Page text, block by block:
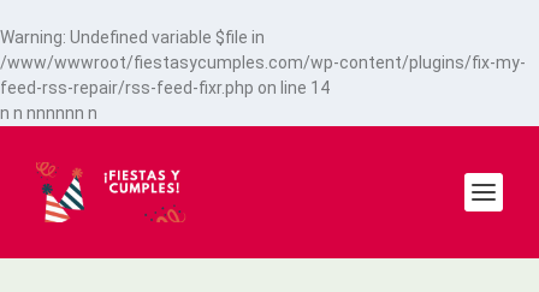
Warning: Undefined variable $file in
/www/wwwroot/fiestasycumples.com/wp-content/plugins/fix-my-
feed-rss-repair/rss-feed-fixr.php on line 14
n n nnnnnn n